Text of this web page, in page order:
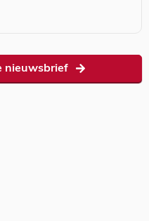
nieuwsbrief